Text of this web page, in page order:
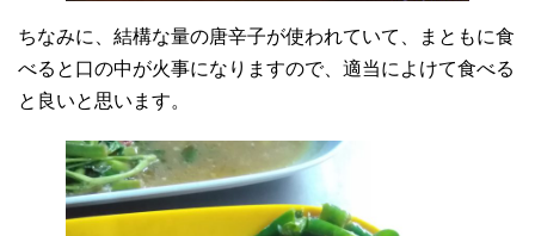
ちなみに、結構な量の唐辛子が使われていて、まともに食
べると口の中が火事になりますので、適当によけて食べる
と良いと思います。